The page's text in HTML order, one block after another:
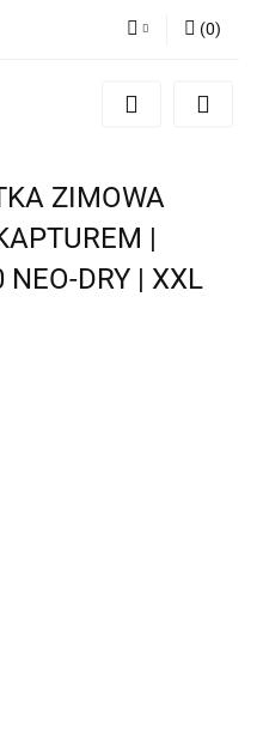
Zaloguj się
(0)
ZIMOWA
|
DRY | XXL